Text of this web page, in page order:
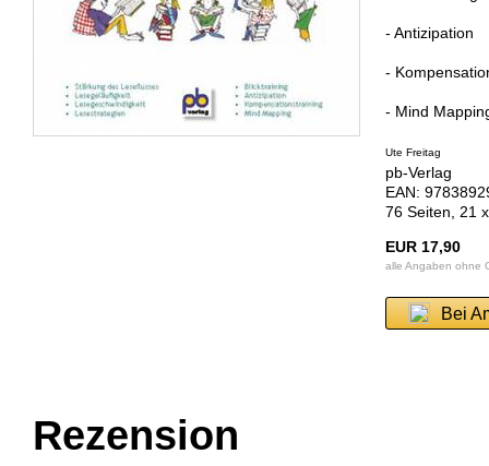
- Antizipation
-
- Mind
Ute Freitag
pb-Verlag
EAN:
76 Seiten, 21
EUR 17,90
alle Angaben ohne
Bei
Rezension